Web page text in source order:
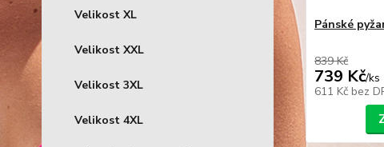
Velikost XL
Velikost XXL
Velikost 3XL
Velikost 4XL
Pánské
839 Kč
739 Kč/ks
611 Kč bez